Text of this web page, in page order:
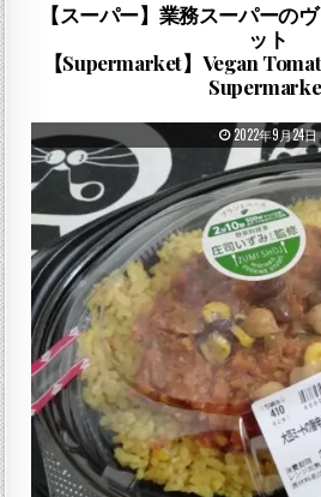
【スーパー】業務スーパーの
ット
【Supermarket】Vegan
PUBLISHED
2022年9月24日